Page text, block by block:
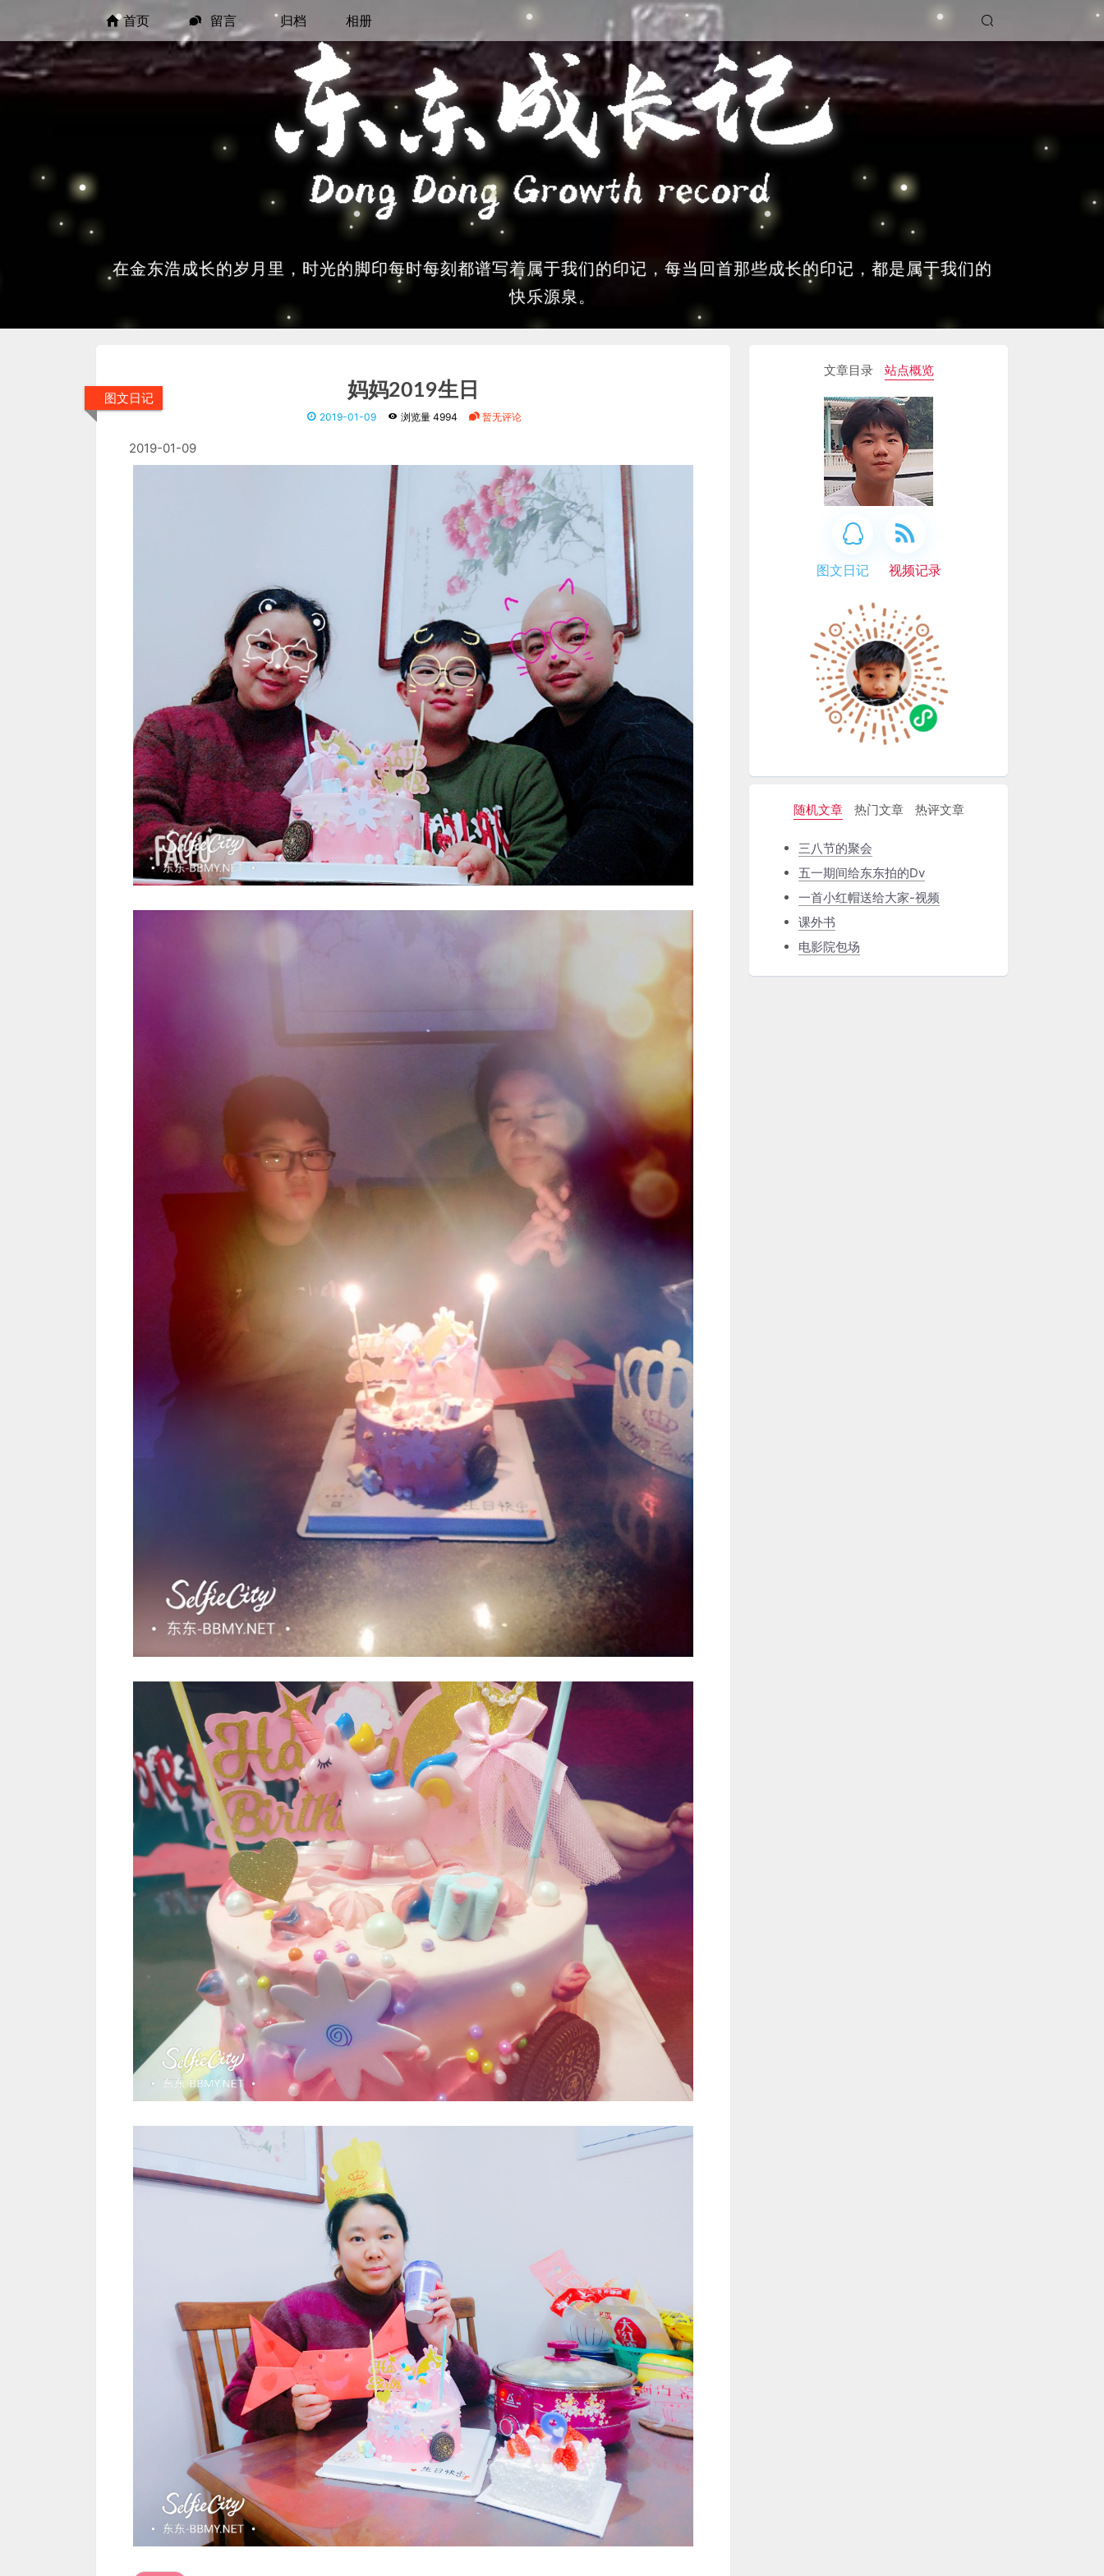
首页 留言 归档 相册
在金东浩成长的岁月里，时光的脚印每时每刻都谱写着属于我们的印记，每当回首那些成长的印记，都是属于我们的
快乐源泉。
图文日记 妈妈2019生日
2019-01-09 浏览量 4994 暂无评论
2019-01-09
文章目录 站点概览
图文日记 视频记录
随机文章 热门文章 热评文章
三八节的聚会
五一期间给东东拍的Dv
一首小红帽送给大家-视频
课外书
电影院包场